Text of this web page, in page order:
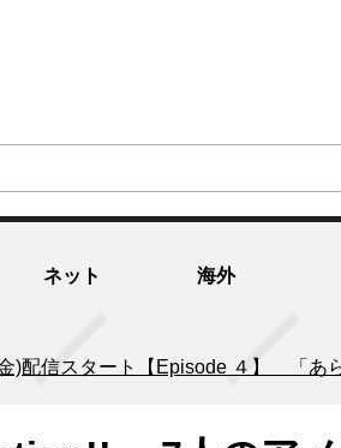
ネット 海外
配信スタート【Episode ４】 「あ